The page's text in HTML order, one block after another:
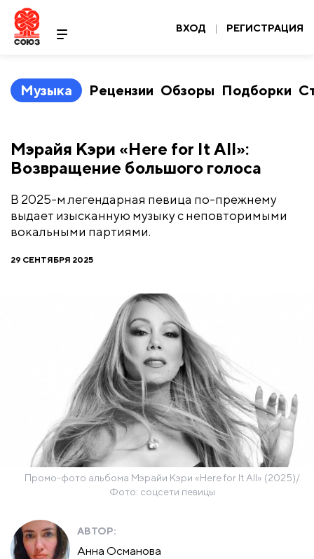
ВХОД | РЕГИСТРАЦИЯ
Музыка Рецензии Обзоры Подборки
​Мэрайя Кэри «Here for It All»:
Возвращение большого голоса
В 2025-м легендарная певица по-прежнему
выдает изысканную музыку с неповторимыми
вокальными партиями.
29 СЕНТЯБРЯ 2025
Промо-фото альбома ​Мэрайи Кэри «Here for It All» (2025)/
Фото: соцсети певицы
АВТОР:
Анна Османова